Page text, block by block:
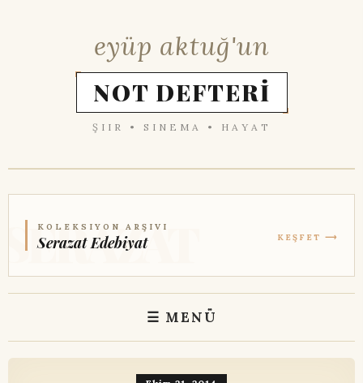
eyüp aktuğ'un
NOT DEFTERİ
ŞIIR • SINEMA • HAYAT
KOLEKSIYON ARŞIVI
Serazat Edebiyat KEŞFET ⟶
☰ MENÜ